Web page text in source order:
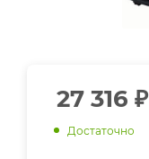
27 316 ₽
Достаточно